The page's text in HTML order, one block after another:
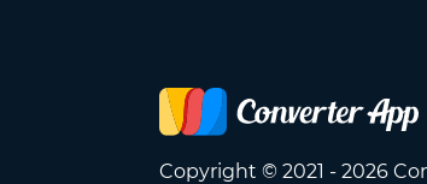
Copyright © 2021 - 2026